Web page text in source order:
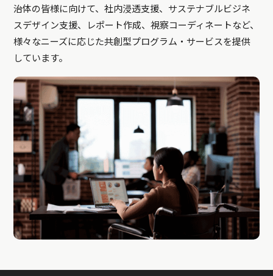
治体の皆様に向けて、社内浸透支援、サステナブルビジネ
スデザイン支援、レポート作成、視察コーディネートなど、
様々なニーズに応じた共創型プログラム・サービスを提供
しています。